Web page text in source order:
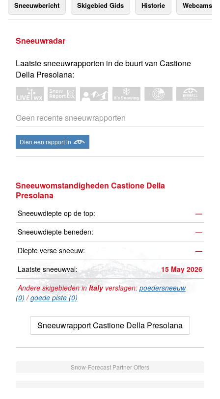
Sneeuwbericht Skigebied Gids Historie Webcams
Sneeuwradar
Laatste sneeuwrapporten in de buurt van Castione
Della Presolana:
Geen recente sneeuwrapporten
Dien een rapport in
Sneeuwomstandigheden Castione Della
Presolana
Sneeuwdiepte op de top:
—
Sneeuwdiepte beneden:
—
Diepte verse sneeuw:
—
Laatste sneeuwval:
15 May 2026
Andere skigebieden inItalyverslagen: poedersneeuw
(0) /goede piste (0)
Sneeuwrapport Castione Della Presolana
Snow-Forecast Partner Offers